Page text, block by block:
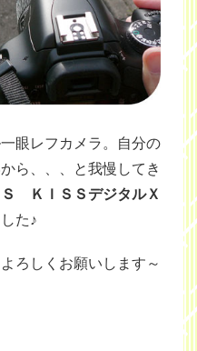
眼レフカメラ。自分の
ら、、、と我慢してき
Ｓ ＫＩＳＳデジタルＸ
た♪
ろしくお願いします～